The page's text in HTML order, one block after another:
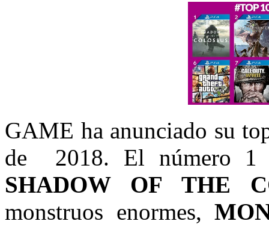
GAME ha anunciado su
de 2018. El número 1
SHADOW OF THE
monstruos enormes,